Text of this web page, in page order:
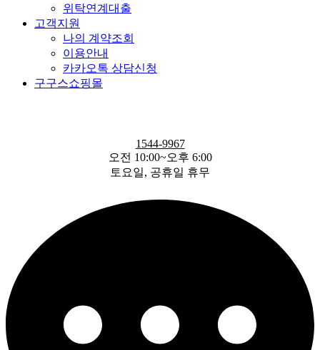
위탁연계대출
고객지원
나의 계약조회
이용안내
카카오톡 상담신청
구구스쇼핑몰
1544-9967
오전 10:00~오후 6:00
토요일, 공휴일 휴무